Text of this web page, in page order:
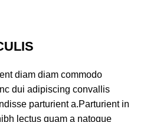
diam diam commodo
dui adipiscing convallis
parturient a.Parturient in
lectus quam a natoque